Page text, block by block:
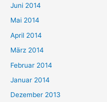
Juni 2014
Mai 2014
April 2014
März 2014
Februar 2014
Januar 2014
Dezember 2013